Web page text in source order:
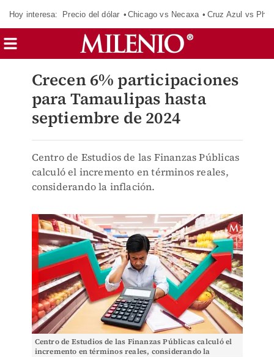
Hoy interesa: Precio del dólar Chicago vs Necaxa Cruz Azul vs
Crecen 6% participaciones
para Tamaulipas hasta
septiembre de 2024
Centro de Estudios de las Finanzas Públicas
calculó el incremento en términos reales,
considerando la inflación.
Centro de Estudios de las Finanzas Públicas calculó el
incremento en términos reales, considerando la